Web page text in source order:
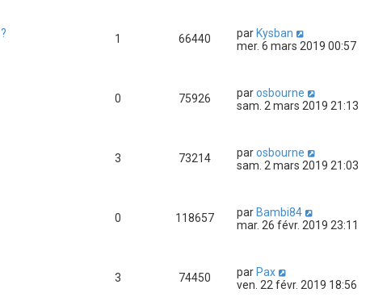
1 66440 parKysban
mer. 6 mars 2019 00:57
0 75926 parosbourne
sam. 2 mars 2019 21:13
3 73214 parosbourne
sam. 2 mars 2019 21:03
0 118657 parBambi84
mar. 26 févr. 2019 23:11
3 74450 parPax
ven. 22 févr. 2019 18:56